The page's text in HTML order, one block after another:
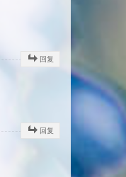
回复
回复